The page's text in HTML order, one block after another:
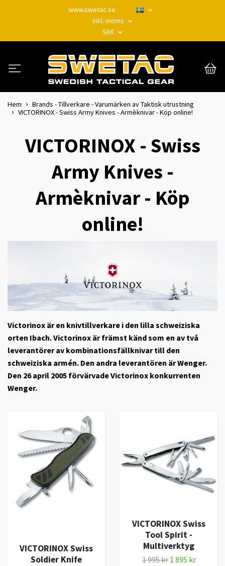
www.swetac.se
Inkl. moms
SEK
Hem
Brands - Tillverkare - Varumärken av Taktisk utrustning
VICTORINOX - Swiss Army Knives - Armèknivar - Köp online!
VICTORINOX - Swiss
Army Knives -
Armèknivar - Köp
online!
Victorinox är en knivtillverkare i den lilla schweiziska
orten Ibach. Victorinox är främst känd som en av två
leverantörer av kombinationsfällknivar till den
schweiziska armén. Den andra leverantören är Wenger.
Den 26 april 2005 förvärvade Victorinox konkurrenten
Wenger.
VICTORINOX Swiss
Soldier Knife
VICTORINOX Swiss
Tool Spirit -
Multiverktyg
1 995 kr 1 895 kr